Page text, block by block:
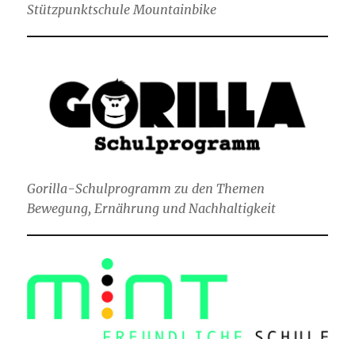
Stützpunktschule Mountainbike
Gorilla-Schulprogramm zu den Themen
Bewegung, Ernährung und Nachhaltigkeit